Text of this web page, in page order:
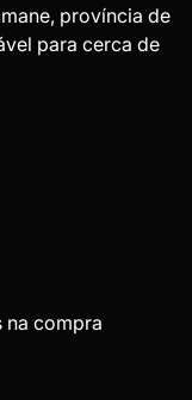
província de
para cerca de
na compra